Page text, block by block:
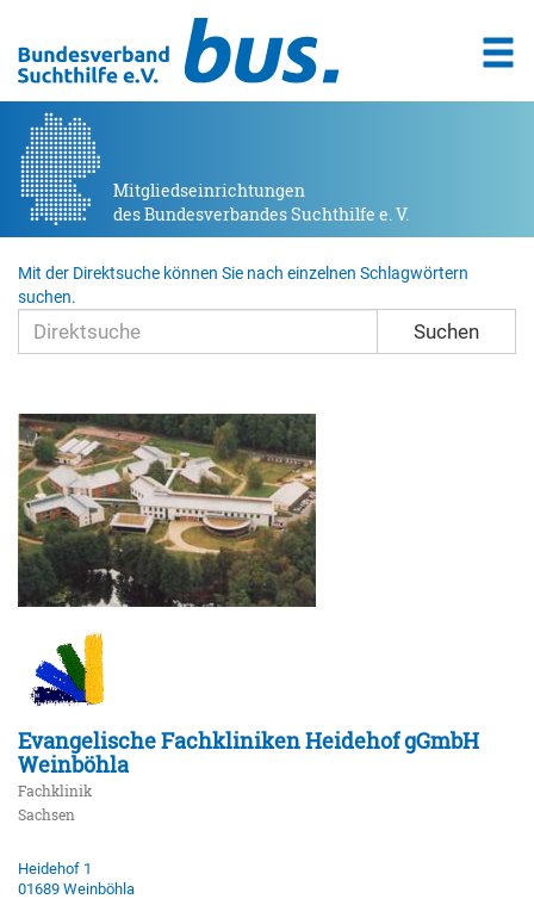
Mitgliedseinrichtungen
des Bundesverbandes Suchthilfe e. V.
Mit der Direktsuche können Sie nach einzelnen Schlagwörtern
suchen.
Suchen
Evangelische Fachkliniken Heidehof gGmbH
Weinböhla
Fachklinik
Sachsen
Heidehof 1
01689 Weinböhla